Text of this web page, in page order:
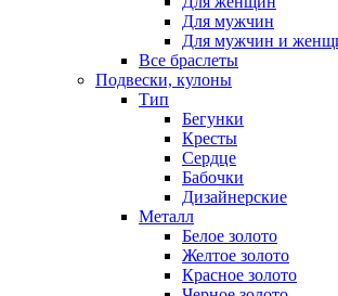
Для мужчин
Для мужчин и
Все браслеты
Подвески, кулоны
Тип
Бегунки
Кресты
Сердце
Бабочки
Дизайнерские
Металл
Белое золото
Желтое золото
Красное золото